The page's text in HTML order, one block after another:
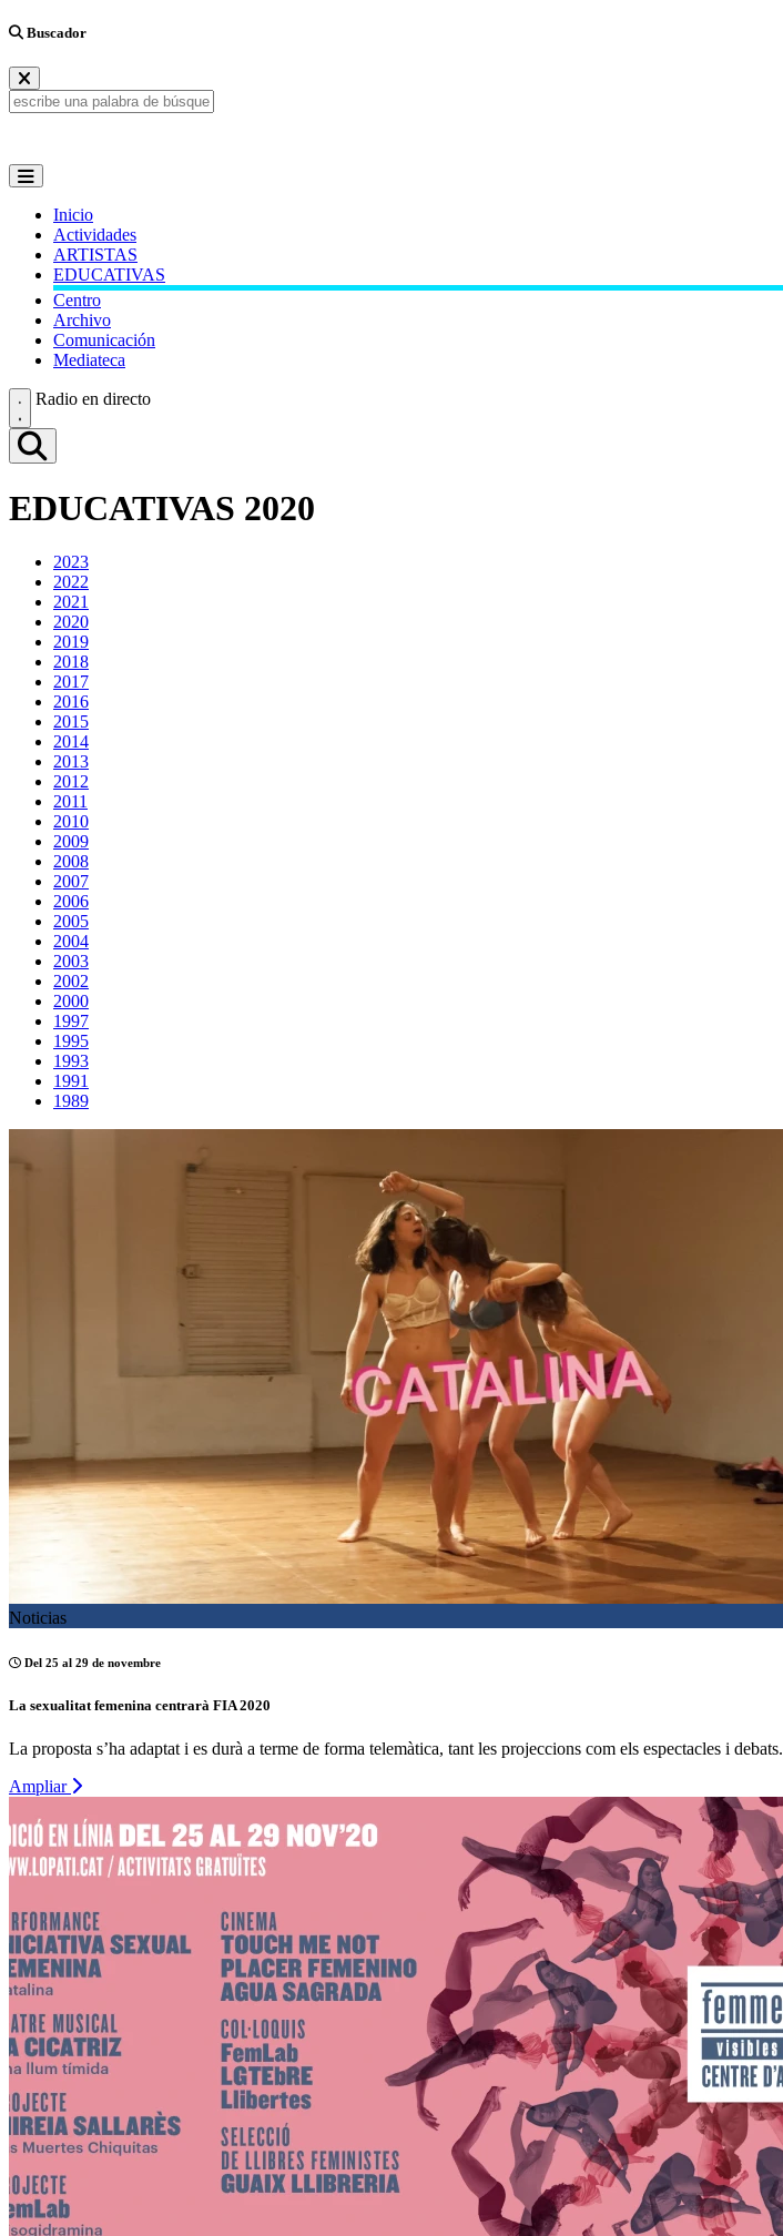
Buscador
Inicio
Actividades
ARTISTAS
EDUCATIVAS
Centro
Archivo
Comunicación
Mediateca
Radio en directo
EDUCATIVAS 2020
2023
2022
2021
2020
2019
2018
2017
2016
2015
2014
2013
2012
2011
2010
2009
2008
2007
2006
2005
2004
2003
2002
2000
1997
1995
1993
1991
1989
Noticias
Del 25 al 29 de novembre
La sexualitat femenina centrarà FIA 2020
La proposta s’ha adaptat i es durà a terme de forma telemàtica, tant les projeccions com els espectacles i debats.
Ampliar